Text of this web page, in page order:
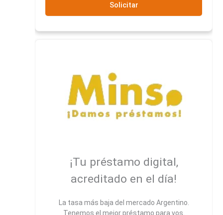
Solicitar
¡Tu préstamo digital,
acreditado en el día!
La tasa más baja del mercado Argentino.
Tenemos el mejor préstamo para vos.